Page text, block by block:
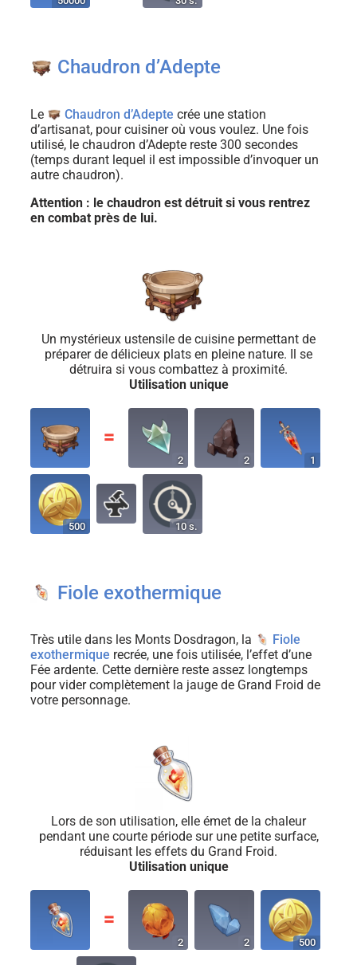
Chaudron d’Adepte
Le Chaudron d’Adepte crée une station
d’artisanat, pour cuisiner où vous voulez. Une fois
utilisé, le chaudron d’Adepte reste 300 secondes
(temps durant lequel il est impossible d’invoquer un
autre chaudron).
Attention : le chaudron est détruit si vous rentrez
en combat près de lui.
Un mystérieux ustensile de cuisine permettant de
préparer de délicieux plats en pleine nature. Il se
détruira si vous combattez à proximité.
Utilisation unique
〓
2 2 1
500 10 s.
Fiole exothermique
Très utile dans les Monts Dosdragon, la
Fiole
exothermique recrée, une fois utilisée, l’effet d’une
Fée ardente. Cette dernière reste assez longtemps
pour vider complètement la jauge de Grand Froid de
votre personnage.
Lors de son utilisation, elle émet de la chaleur
pendant une courte période sur une petite surface,
réduisant les effets du Grand Froid.
Utilisation unique
〓
2 2 500